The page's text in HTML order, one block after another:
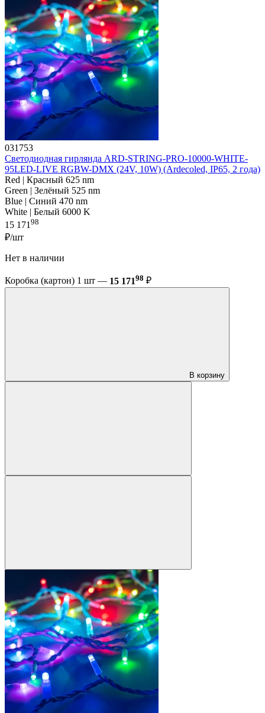
031753
Светодиодная гирлянда ARD-STRING-PRO-10000-WHITE-
95LED-LIVE RGBW-DMX (24V, 10W) (Ardecoled, IP65, 2 года)
Red | Красный 625 nm
Green | Зелёный 525 nm
Blue | Синий 470 nm
White | Белый 6000 K
15 17198
₽/шт
Нет в наличии
Коробка (картон) 1 шт — 15 17198 ₽
В корзину